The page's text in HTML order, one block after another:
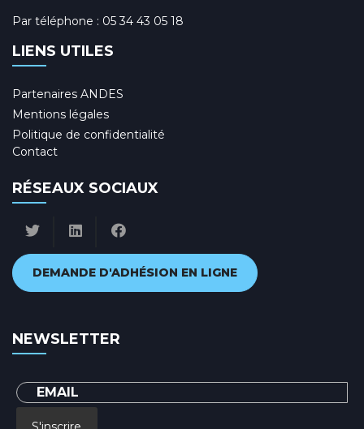
Par téléphone : 05 34 43 05 18
LIENS UTILES
Partenaires ANDES
Mentions légales
Politique de confidentialité
Contact
RÉSEAUX SOCIAUX
DEMANDE D'ADHÉSION EN LIGNE
NEWSLETTER